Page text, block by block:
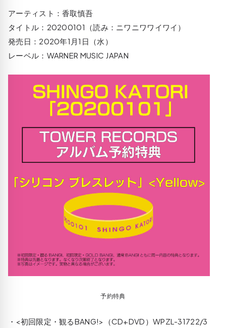
アーティスト：香取慎吾
タイトル：20200101（読み：ニワニワワイワイ）
発売日：2020年1月1日（水）
レーベル：WARNER MUSIC JAPAN
予約特典
・<初回限定・観るBANG!>（CD+DVD）WPZL-31722/3